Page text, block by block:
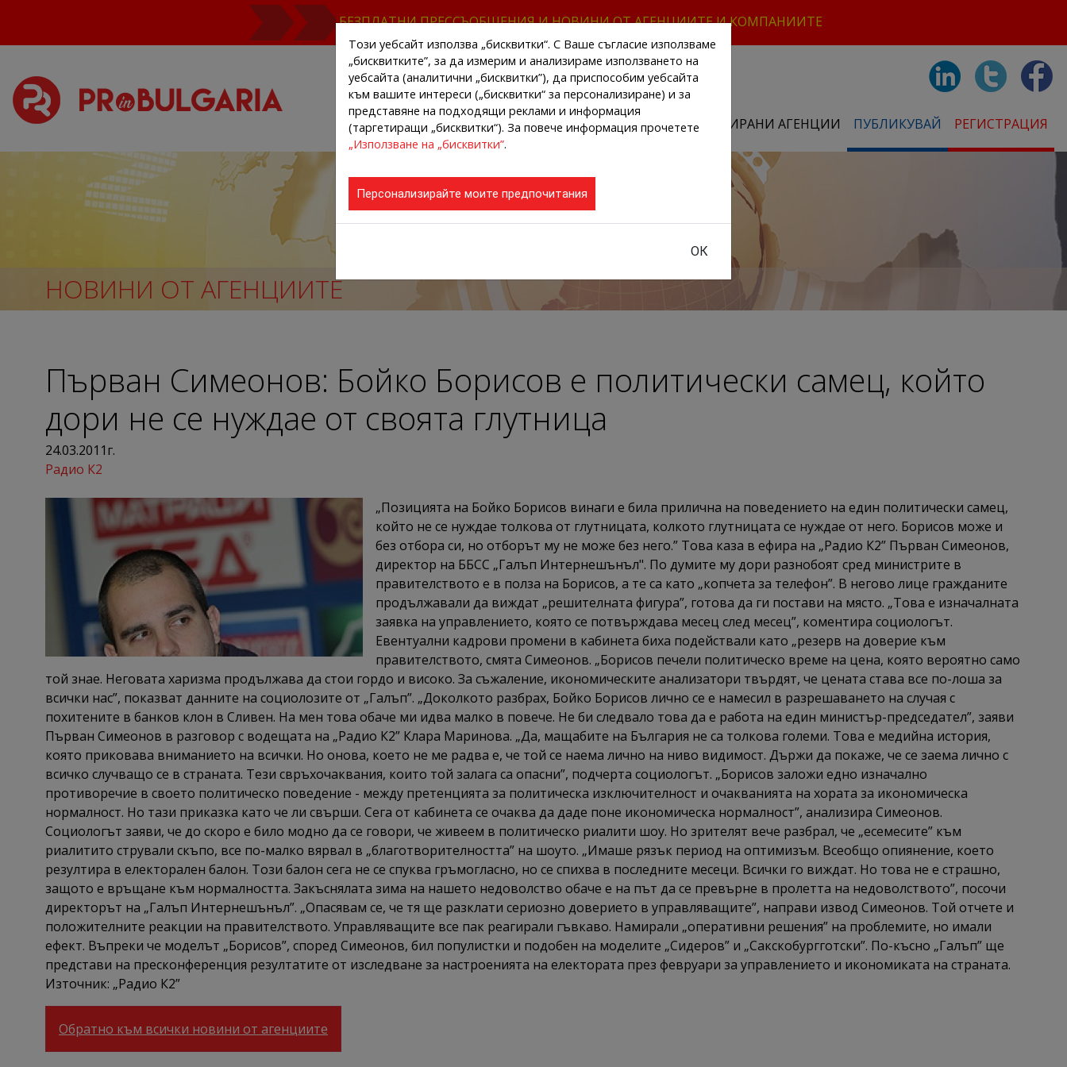
БЕЗПЛАТНИ ПРЕССЪОБЩЕНИЯ И НОВИНИ ОТ АГЕНЦИИТЕ И КОМПАНИИТЕ
НАЧАЛО НОВИНИ ОТ АГЕНЦИИТЕ РЕГИСТРИРАНИ АГЕНЦИИ ПУБЛИКУВАЙ РЕГИСТРАЦИЯ
НОВИНИ ОТ АГЕНЦИИТЕ
Първан Симеонов: Бойко Борисов е политически самец, който
дори не се нуждае от своята глутница
24.03.2011г.
Радио К2
„Позицията на Бойко Борисов винаги е била прилична на поведението на един политически самец,
който не се нуждае толкова от глутницата, колкото глутницата се нуждае от него. Борисов може и
без отбора си, но отборът му не може без него.” Това каза в ефира на „Радио К2” Първан Симеонов,
директор на ББСС „Галъп Интернешънъл". По думите му дори разнобоят сред министрите в
правителството е в полза на Борисов, а те са като „копчета за телефон”. В негово лице гражданите
продължавали да виждат „решителната фигура”, готова да ги постави на място. „Това е изначалната
заявка на управлението, която се потвърждава месец след месец”, коментира социологът.
Евентуални кадрови промени в кабинета биха подействали като „резерв на доверие към
правителството, смята Симеонов. „Борисов печели политическо време на цена, която вероятно само
той знае. Неговата харизма продължава да стои гордо и високо. За съжаление, икономическите анализатори твърдят, че цената става все по-лоша за
всички нас”, показват данните на социолозите от „Галъп”. „Доколкото разбрах, Бойко Борисов лично се е намесил в разрешаването на случая с
похитените в банков клон в Сливен. На мен това обаче ми идва малко в повече. Не би следвало това да е работа на един министър-председател”, заяви
Първан Симеонов в разговор с водещата на „Радио К2” Клара Маринова. „Да, мащабите на България не са толкова големи. Това е медийна история,
която приковава вниманието на всички. Но онова, което не ме радва е, че той се наема лично на ниво видимост. Държи да покаже, че се заема лично с
всичко случващо се в страната. Тези свръхочаквания, които той залага са опасни”, подчерта социологът. „Борисов заложи едно изначално
противоречие в своето политическо поведение - между претенцията за политическа изключителност и очакванията на хората за икономическа
нормалност. Но тази приказка като че ли свърши. Сега от кабинета се очаква да даде поне икономическа нормалност”, анализира Симеонов.
Социологът заяви, че до скоро е било модно да се говори, че живеем в политическо риалити шоу. Но зрителят вече разбрал, че „есемесите” към
риалитито стрували скъпо, все по-малко вярвал в „благотворителността” на шоуто. „Имаше рязък период на оптимизъм. Всеобщо опиянение, което
резултира в електорален балон. Този балон сега не се спуква гръмогласно, но се спихва в последните месеци. Всички го виждат. Но това не е страшно,
защото е връщане към нормалността. Закъснялата зима на нашето недоволство обаче е на път да се превърне в пролетта на недоволството”, посочи
директорът на „Галъп Интернешънъл”. „Опасявам се, че тя ще разклати сериозно доверието в управляващите”, направи извод Симеонов. Той отчете и
положителните реакции на правителството. Управляващите все пак реагирали гъвкаво. Намирали „оперативни решения” на проблемите, но имали
ефект. Въпреки че моделът „Борисов”, според Симеонов, бил популистки и подобен на моделите „Сидеров” и „Сакскобургготски”. По-късно „Галъп” ще
представи на пресконференция резултатите от изследване за настроенията на електората през февруари за управлението и икономиката на страната.
Източник: „Радио К2”
Обратно към всички новини от агенциите
Този уебсайт използва „бисквитки“. С Ваше съгласие използваме
„бисквитките”, за да измерим и анализираме използването на
уебсайта (аналитични „бисквитки”), да приспособим уебсайта
към вашите интереси („бисквитки“ за персонализиране) и за
представяне на подходящи реклами и информация
(таргетиращи „бисквитки“). За повече информация прочетете
„Използване на „бисквитки”.
Персонализирайте моите предпочитания
ОК